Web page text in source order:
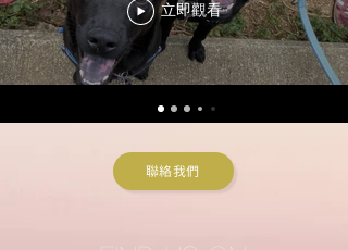
立即觀看
聯絡我們